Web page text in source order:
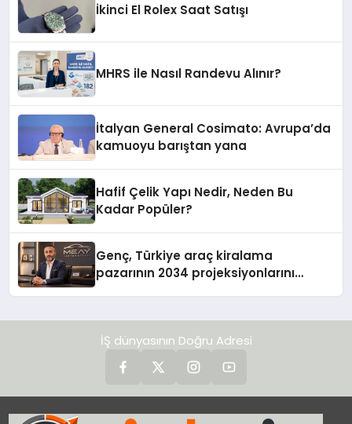
İkinci El Rolex Saat Satışı
MHRS ile Nasıl Randevu Alınır?
İtalyan General Cosimato: Avrupa’da
kamuoyu barıştan yana
Hafif Çelik Yapı Nedir, Neden Bu
Kadar Popüler?
Genç, Türkiye araç kiralama
pazarının 2034 projeksiyonlarını
İŞ dünyasının Doğru Adresi